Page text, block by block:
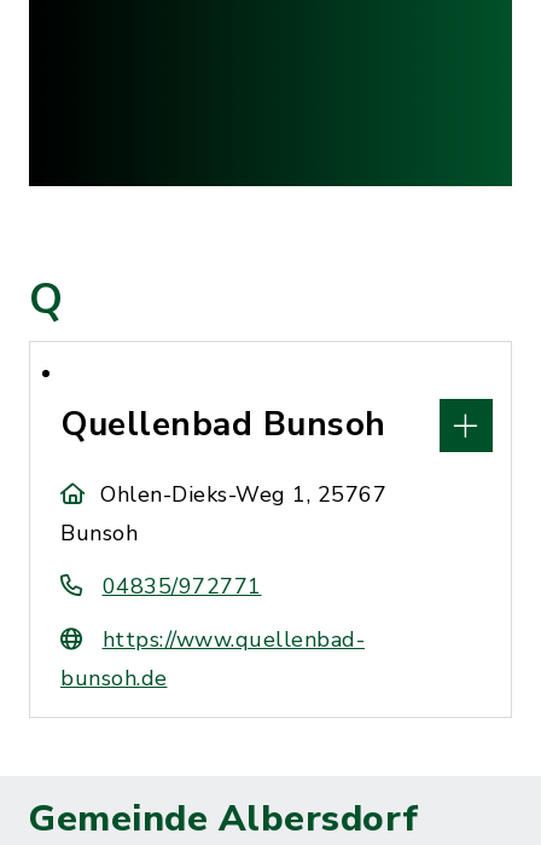
Q
Quellenbad Bunsoh
Ohlen-Dieks-Weg 1, 25767
Bunsoh
04835/972771
https://www.quellenbad-
bunsoh.de
Gemeinde Albersdorf